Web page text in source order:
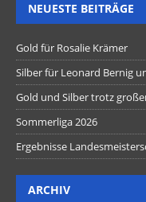
NEUESTE BEITRÄGE
Gold für Rosalie Krämer
Silber für Leonard Bernig
Gold und Silber trotz
Sommerliga 2026
Ergebnisse
ARCHIV